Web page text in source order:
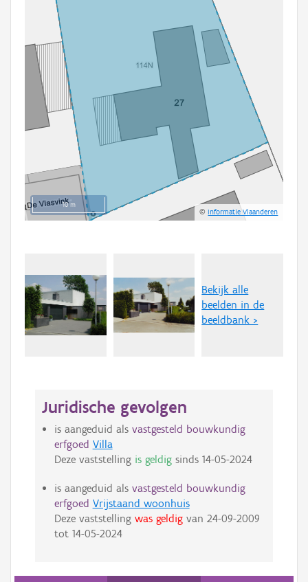
10 m
©Informatie Vlaanderen
Bekijk alle
beelden in de
beeldbank >
Juridische gevolgen
is aangeduid als vastgesteld bouwkundig
erfgoed Villa
Deze vaststelling is geldigsinds 14-05-2024
is aangeduid als vastgesteld bouwkundig
erfgoed Vrijstaand woonhuis
Deze vaststelling was geldigvan 24-09-2009
tot 14-05-2024